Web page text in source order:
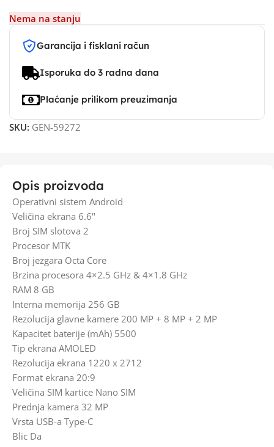
Nema na stanju
Garancija i fisklani račun
Isporuka do 3 radna dana
Plaćanje prilikom preuzimanja
SKU: GEN-59272
Opis proizvoda
Operativni sistem Android
Veličina ekrana 6.6"
Broj SIM slotova 2
Procesor MTK
Broj jezgara Octa Core
Brzina procesora 4×2.5 GHz & 4×1.8 GHz
RAM 8 GB
Interna memorija 256 GB
Rezolucija glavne kamere 200 MP + 8 MP + 2 MP
Kapacitet baterije (mAh) 5500
Tip ekrana AMOLED
Rezolucija ekrana 1220 x 2712
Format ekrana 20:9
Veličina SIM kartice Nano SIM
Prednja kamera 32 MP
Vrsta USB-a Type-C
Blic Da